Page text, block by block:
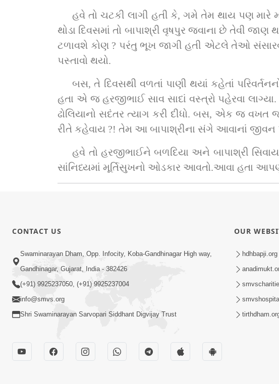
હવે તો ચટકી લાગી હતી કે, ગમે તેમ થાય પણ મારે
થોડા દિવસમાં તો બાપાશ્રી વૃષપુર જવાના છે તેવી
ટળાવશે કોણ ? પરંતુ ભૂખ જાગી હતી એટલે તેઓ
પસ્તાવો થયો.
બસ, તે દિવસથી વળતાં પાણી થયાં કહેતાં
હતા એ જ હરજીભાઈ સાવ સાદાં વસ્ત્રો પહેરવા લાગ્યા.
ઢોલિયાનો સદંતર ત્યાગ કરી દીધો. બસ, એક જ વખત
રીતે કહેવાય ?! તેમ આ બાપાશ્રીના સંગે આવાનાં જીવન
હવે તો હરજીભાઈને બળદિયા અને બાપાશ્રી
સાંનિધ્યમાં મૂર્તિસુખનો ઓડકાર આવતો.આવા હતા
CONTACT US
Swaminarayan Dham, Opp. Infocity, Koba-Gandhinagar High way,
Gandhinagar, Gujarat, India - 382426
(+91) 9925237050, (+91) 9925237004
info@smvs.org
Shri Swaminarayan Sarvopari Siddhant Digvijay Trust
OUR
hdhbapji.org